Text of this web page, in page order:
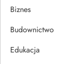
a
c
Biznes
Budownictwo
Edukacja